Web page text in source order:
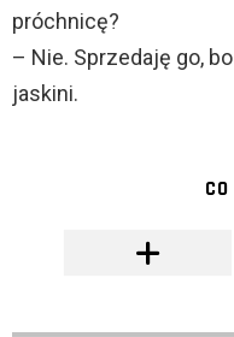
próchnicę?
– Nie. Sprzedaję go,
jaskini.